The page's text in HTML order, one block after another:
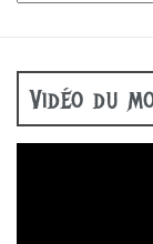
Vidéo du